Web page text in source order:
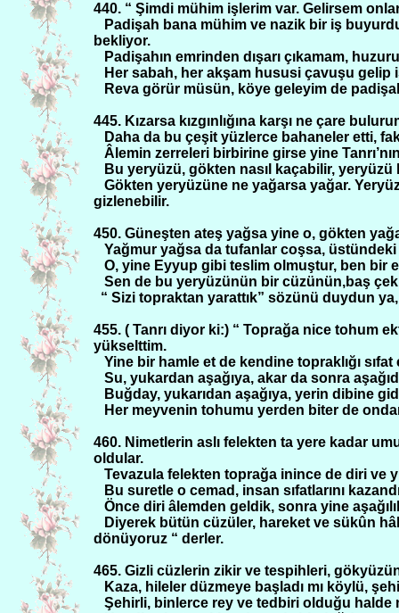
440. “ Şimdi mühim işlerim var. Gelirsem
Padişah bana mühim ve nazik bir iş
bekliyor.
Padişahın emrinden dışarı çıkamam,
Her sabah, her akşam hususi çavuşu
Reva görür müsün, köye geleyim de
445. Kızarsa kızgınlığına karşı ne çare
Daha da bu çeşit yüzlerce bahaneler etti,
Âlemin zerreleri birbirine girse yine
Bu yeryüzü, gökten nasıl kaçabilir,
Gökten yeryüzüne ne yağarsa yağar.
gizlenebilir.
450. Güneşten ateş yağsa yine o, gökten
Yağmur yağsa da tufanlar coşsa, üstündeki
O, yine Eyyup gibi teslim olmuştur, ben bir
Sen de bu yeryüzünün bir cüzünün,baş
“ Sizi topraktan yarattık” sözünü duydun
455. ( Tanrı diyor ki:) “ Toprağa nice tohum
yükselttim.
Yine bir hamle et de kendine topraklığı
Su, yukardan aşağıya, akar da sonra
Buğday, yukarıdan aşağıya, yerin dibine
Her meyvenin tohumu yerden biter de
460. Nimetlerin aslı felekten ta yere kadar
oldular.
Tevazula felekten toprağa inince de diri ve
Bu suretle o cemad, insan sıfatlarını
Önce diri âlemden geldik, sonra yine
Diyerek bütün cüzüler, hareket ve sükûn
dönüyoruz “ derler.
465. Gizli cüzlerin zikir ve tespihleri,
Kaza, hileler düzmeye başladı mı köylü,
Şehirli, binlerce rey ve tedbiri olduğu halde